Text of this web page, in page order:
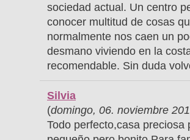
sociedad actual. Un centro
conocer multitud de cosas
normalmente nos caen un
desmano viviendo en la
recomendable. Sin duda
Silvia
(domingo, 06. noviembre
Todo perfecto,casa preciosa